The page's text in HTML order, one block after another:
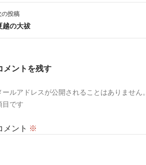
の投稿
越の大祓
メントを残す
ールアドレスが公開されることはありません。
目です
メント ※